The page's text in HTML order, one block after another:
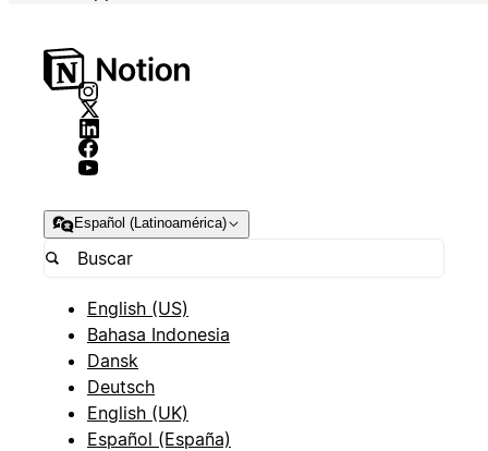
Español (Latinoamérica)
English (US)
Bahasa Indonesia
Dansk
Deutsch
English (UK)
Español (España)